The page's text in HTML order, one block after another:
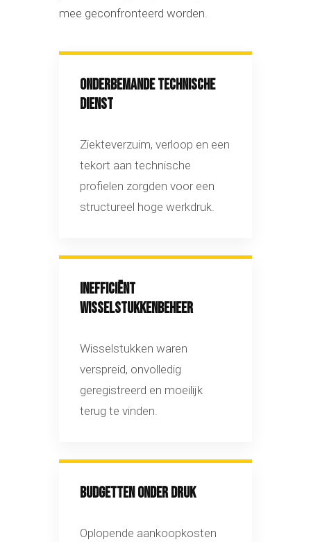
mee geconfronteerd worden.
ONDERBEMANDE TECHNISCHE
DIENST
Ziekteverzuim, verloop en een
tekort aan technische
profielen zorgden voor een
structureel hoge werkdruk.
INEFFICIËNT
WISSELSTUKKENBEHEER
Wisselstukken waren
verspreid, onvolledig
geregistreerd en moeilijk
terug te vinden.
BUDGETTEN ONDER DRUK
Oplopende aankoopkosten